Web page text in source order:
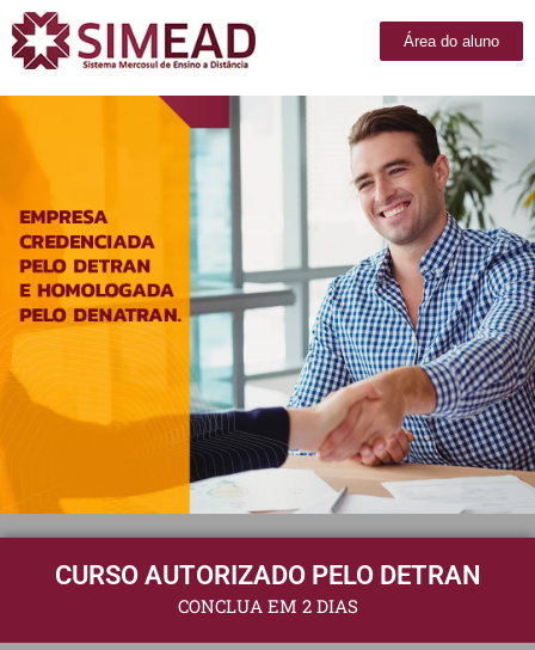
Área do aluno
CURSO AUTORIZADO PELO DETRAN
CONCLUA EM 2 DIAS